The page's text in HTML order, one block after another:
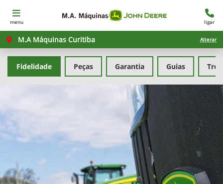
menu ligar
M.A Máquinas Curitiba Alterar
Peças Garantia Guias
Fidelidade